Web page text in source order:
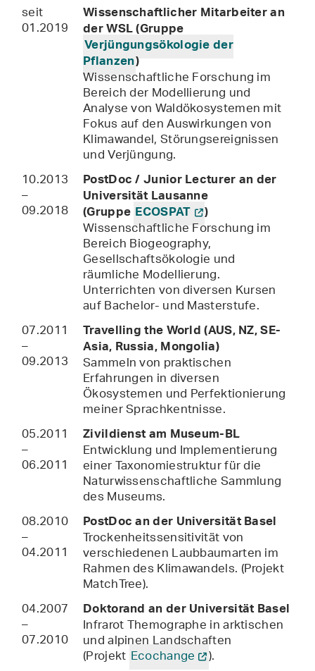
seit
01.2019
Wissenschaftlicher Mitarbeiter an
der WSL (Gruppe
Verjüngungsökologie der
Pflanzen)
Wissenschaftliche Forschung im
Bereich der Modellierung und
Analyse von Waldökosystemen mit
Fokus auf den Auswirkungen von
Klimawandel, Störungsereignissen
und Verjüngung.
10.2013
–
09.2018
PostDoc / Junior Lecturer an der
Universität Lausanne
(Gruppe ECOSPAT )
Wissenschaftliche Forschung im
Bereich Biogeography,
Gesellschaftsökologie und
räumliche Modellierung.
Unterrichten von diversen Kursen
auf Bachelor- und Masterstufe.
07.2011
–
09.2013
Travelling the World (AUS, NZ, SE-
Asia, Russia, Mongolia)
Sammeln von praktischen
Erfahrungen in diversen
Ökosystemen und Perfektionierung
meiner Sprachkentnisse.
05.2011
–
06.2011
Zivildienst am Museum-BL
Entwicklung und Implementierung
einer Taxonomiestruktur für die
Naturwissenschaftliche Sammlung
des Museums.
08.2010
–
04.2011
PostDoc an der Universität Basel
Trockenheitssensitivität von
verschiedenen Laubbaumarten im
Rahmen des Klimawandels. (Projekt
MatchTree).
04.2007
–
07.2010
Doktorand an der Universität Basel
Infrarot Themographe in arktischen
und alpinen Landschaften
(Projekt Ecochange ).